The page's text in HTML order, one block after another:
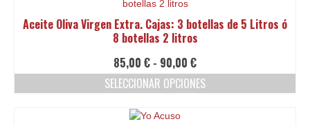
Aceite Oliva Virgen Extra. Cajas: 3 botellas de 5 Litros ó
8 botellas 2 litros
85,00 € - 90,00 €Rango
de
precios:
SELECCIONAR OPCIONES
producto